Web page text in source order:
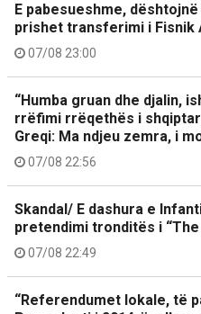
E pabesueshme,
prishet transferimi i Fisnik
07/08 23:00
“Humba gruan dhe djalin,
rrëfimi rrëqethës i
Greqi: Ma ndjeu zemra, i
07/08 22:56
Skandal/ E dashura e
pretendimi tronditës i
07/08 22:49
“Referendumet lokale, të